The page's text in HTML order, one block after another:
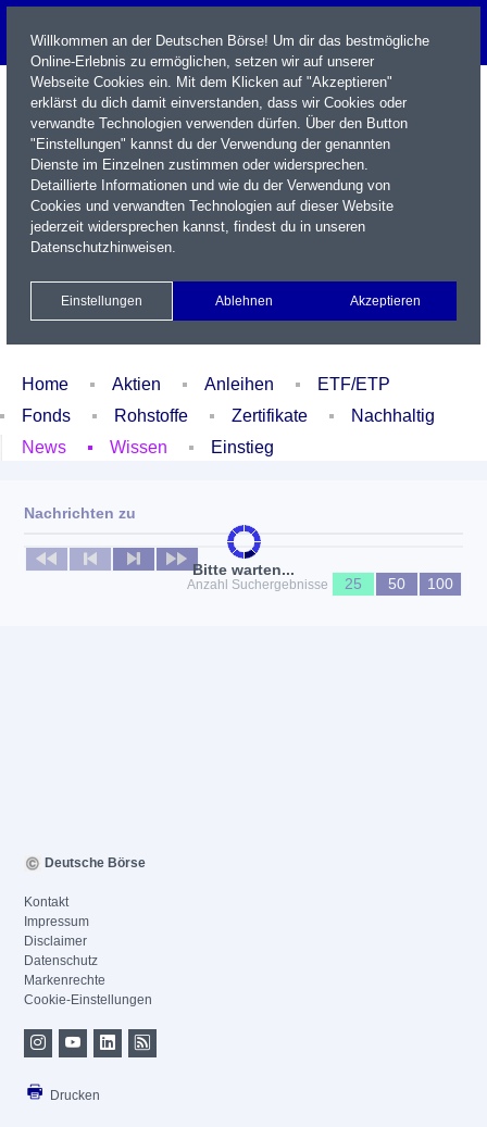
Name / WKN / ISIN / Kürzel
Xetra Realtime
Watchlist Portfolio Login
Home Aktien Anleihen
ETF/ETP
Fonds
Rohstoffe Zertifikate
Nachhaltig
News
Wissen Einstieg
Bitte warten...
Nachrichten zu
Keine News verfügbar
Anzahl Suchergebnisse
25 50 100
Willkommen an der Deutschen Börse! Um dir das bestmögliche
Online-Erlebnis zu ermöglichen, setzen wir auf unserer
Webseite Cookies ein. Mit dem Klicken auf "Akzeptieren"
erklärst du dich damit einverstanden, dass wir Cookies oder
verwandte Technologien verwenden dürfen. Über den Button
"Einstellungen" kannst du der Verwendung der genannten
Dienste im Einzelnen zustimmen oder widersprechen.
Detaillierte Informationen und wie du der Verwendung von
Cookies und verwandten Technologien auf dieser Website
jederzeit widersprechen kannst, findest du in unseren
Datenschutzhinweisen.
Einstellungen Ablehnen Akzeptieren
Deutsche Börse
Kontakt
Impressum
Disclaimer
Datenschutz
Markenrechte
Cookie-Einstellungen
Drucken